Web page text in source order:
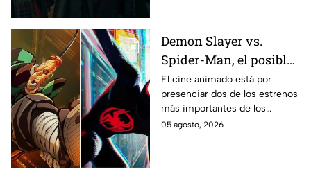
Demon Slayer vs.
Spider-Man, el posible
gran enfrentamiento
en taquilla del 2027
El cine animado está por
presenciar dos de los estrenos
más importantes de los
últimos años.
05 agosto, 2026